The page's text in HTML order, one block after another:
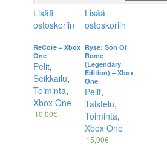
Lisää
ostoskoriin
ReCore – Xbox
One
Pelit,
Seikkailu,
Toiminta,
Xbox One
10,00€
Lisää
ostoskoriin
Ryse: Son Of
Rome
(Legendary
Edition) – Xbox
One
Pelit,
Taistelu,
Toiminta,
Xbox One
15,00€